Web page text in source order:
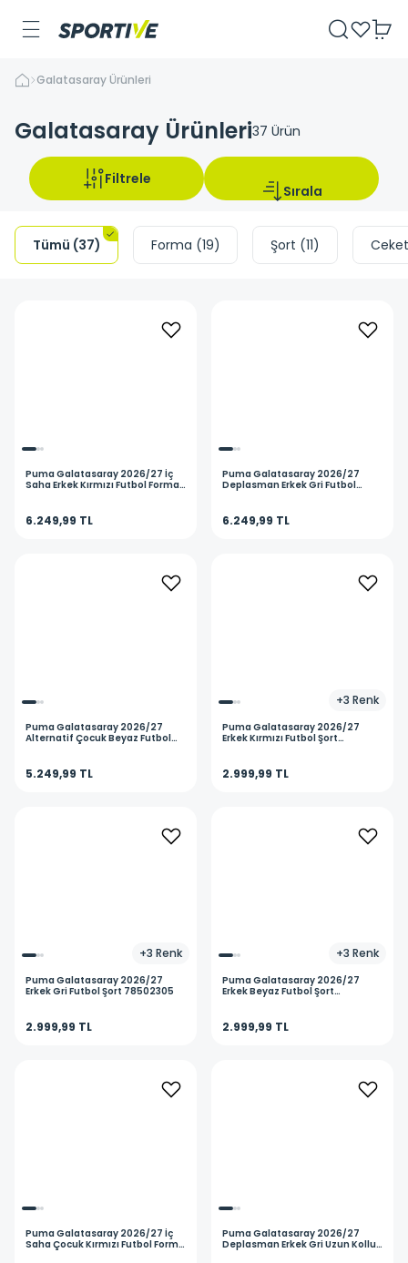
Galatasaray Ürünleri
Galatasaray Ürünleri37 Ürün
Filtrele
Sırala
Tümü (37) Forma (19) Şort (11) Ceket
PumaGalatasaray 2026/27 İç
Saha Erkek Kırmızı Futbol Forma
6.249,99 TL
PumaGalatasaray 2026/27
Deplasman Erkek Gri Futbol
6.249,99 TL
PumaGalatasaray 2026/27
Alternatif Çocuk Beyaz Futbol
5.249,99 TL
+3 Renk
PumaGalatasaray 2026/27
Erkek Kırmızı Futbol Şort
2.999,99 TL
+3 Renk
PumaGalatasaray 2026/27
Erkek Gri Futbol Şort 78502305
2.999,99 TL
+3 Renk
PumaGalatasaray 2026/27
Erkek Beyaz Futbol Şort
2.999,99 TL
PumaGalatasaray 2026/27 İç
Saha Çocuk Kırmızı Futbol Forma
PumaGalatasaray 2026/27
Deplasman Erkek Gri Uzun Kollu